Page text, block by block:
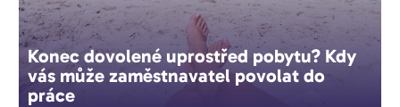
Konec dovolené uprostřed pobytu? Kdy
vás může zaměstnavatel povolat do
práce